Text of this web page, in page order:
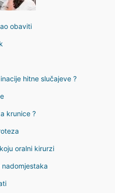
obaviti
hitne slučajeve ?
krunice ?
oralni kirurzi